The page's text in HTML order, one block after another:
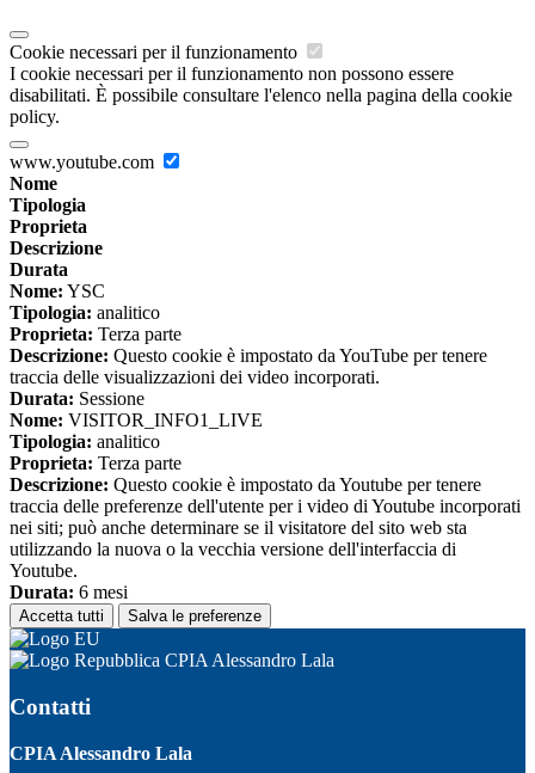
Cookie necessari per il funzionamento
I cookie necessari per il funzionamento non possono essere
disabilitati. È possibile consultare l'elenco nella pagina della cookie
policy.
www.youtube.com
Nome
Tipologia
Proprieta
Descrizione
Durata
Nome: YSC
Tipologia: analitico
Proprieta: Terza parte
Descrizione: Questo cookie è impostato da YouTube per tenere
traccia delle visualizzazioni dei video incorporati.
Durata: Sessione
Nome: VISITOR_INFO1_LIVE
Tipologia: analitico
Proprieta: Terza parte
Descrizione: Questo cookie è impostato da Youtube per tenere
traccia delle preferenze dell'utente per i video di Youtube incorporati
nei siti; può anche determinare se il visitatore del sito web sta
utilizzando la nuova o la vecchia versione dell'interfaccia di
Youtube.
Durata: 6 mesi
Accetta tutti Salva le preferenze
CPIA Alessandro Lala
Contatti
CPIA Alessandro Lala